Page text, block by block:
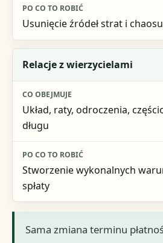
Usunięcie źródeł strat i
Relacje z wierzycielami
Układ, raty, odroczenia,
długu
Stworzenie wykonalnych
spłaty
Sama zmiana terminu